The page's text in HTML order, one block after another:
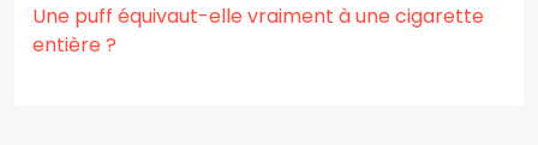
Une puff équivaut-elle vraiment à une cigarette
entière ?